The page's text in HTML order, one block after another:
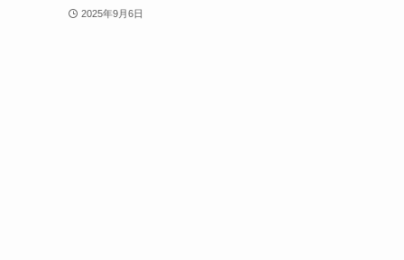
2025年9月6日